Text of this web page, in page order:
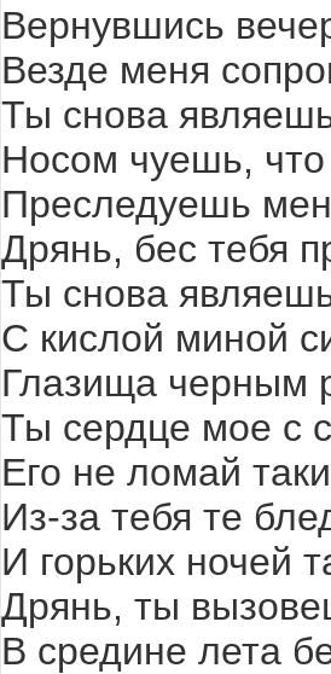
Вернувшись
Везде меня
Ты снова
Носом чуешь,
Преследуешь
Дрянь, бес тебя
Ты снова
С кислой миной
Глазища черным
Ты сердце мое с
Его не ломай
Из-за тебя те
И горьких ночей
Дрянь, ты
В средине лета